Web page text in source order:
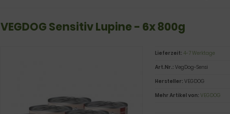
VEGDOG Sensitiv Lupine - 6x 800g
Lieferzeit: 4-7 Werktage
Art.Nr.: VegDog-Sensi
Hersteller: VEGDOG
Mehr Artikel von: VEGDOG